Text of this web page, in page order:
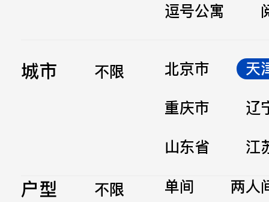
逗号公寓
城市 不限 北京市
天
重庆市
辽
山东省
江
户型 不限 单间
两人
立即提交